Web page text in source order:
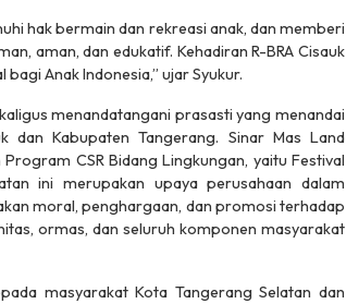
hak bermain dan rekreasi anak, dan memberi
aman, dan edukatif. Kehadiran R-BRA Cisauk
Anak Indonesia,” ujar Syukur.
menandatangani prasasti yang menandai
dan Kabupaten Tangerang. Sinar Mas Land
CSR Bidang Lingkungan, yaitu Festival
ini merupakan upaya perusahaan dalam
moral, penghargaan, dan promosi terhadap
ormas, dan seluruh komponen masyarakat
masyarakat Kota Tangerang Selatan dan